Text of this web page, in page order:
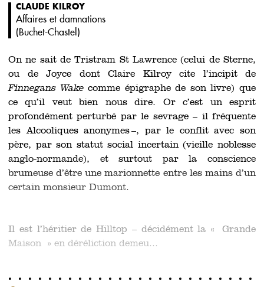
CLAUDE KILROY
Affaires et damnations
(Buchet-Chastel )
On ne sait de Tristram St Lawrence (celui de Sterne,
ou de Joyce dont Claire Kilroy cite l’incipit de
Finnegans Wakecomme épigraphe de son livre) que
ce qu’il veut bien nous dire. Or c’est un esprit
profondément perturbé par le sevrage – il fréquente
les Alcooliques anonymes –, par le conflit avec son
père, par son statut social incertain (vieille noblesse
anglo-normande), et surtout par la conscience
brumeuse d’être une marionnette entre les mains d’un
certain monsieur Dumont.
Il est l’héritier de Hilltop – décidément la « Grande
Maison » en déréliction demeu...